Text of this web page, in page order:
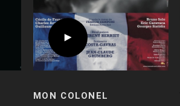
MON COLONEL